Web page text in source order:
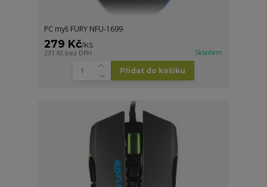
PC myš FURY NFU-1699
279 Kč/KS
231 Kč bez DPH Skladem
Přidat do košíku